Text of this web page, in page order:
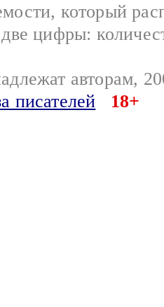
который
цифры:
авторам,
писателей
18+